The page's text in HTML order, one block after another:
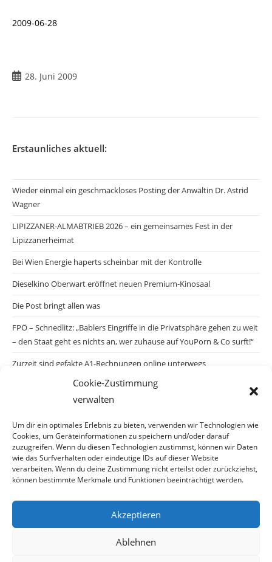
Cookie-Zustimmung
verwalten
Um dir ein optimales Erlebnis zu bieten, verwenden wir Technologien wie
Cookies, um Geräteinformationen zu speichern und/oder darauf
zuzugreifen. Wenn du diesen Technologien zustimmst, können wir Daten
wie das Surfverhalten oder eindeutige IDs auf dieser Website
verarbeiten. Wenn du deine Zustimmung nicht erteilst oder zurückziehst,
können bestimmte Merkmale und Funktionen beeinträchtigt werden.
Akzeptieren
Ablehnen
2009-06-28
Beitrag
28. Juni 2009
Erstaunliches aktuell:
Wieder einmal ein geschmackloses Posting der Anwältin Dr. Astrid
Wagner
LIPIZZANER-ALMABTRIEB 2026 – ein gemeinsames Fest in der
Lipizzanerheimat
Bei Wien Energie haperts scheinbar mit der Kontrolle
Dieselkino Oberwart eröffnet neuen Premium-Kinosaal
Die Post bringt allen was
FPÖ – Schnedlitz: „Bablers Eingriffe in die Privatsphäre gehen zu weit
– den Staat geht es nichts an, wer zuhause auf YouPorn & Co surft!“
Zurzeit sind gefakte A1-Rechnungen online unterwegs
Salzburgs Juden und ihre Sicherheit: „Erst nach einem Anschlag wäre
die Gefahr endlich konkret!“
Biologisches Wunder in Ceuta
Ein vermeintliches Abschiebemärchen
Archiv